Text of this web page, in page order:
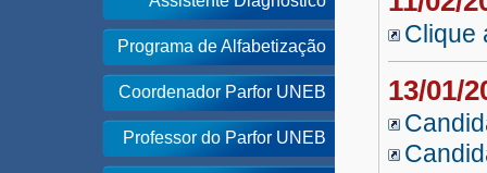
Programa de Alfabetização
Coordenador Parfor UNEB
Professor do Parfor UNEB
Clique
13/01/